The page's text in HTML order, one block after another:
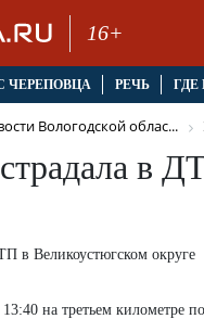
16+
ЧЕРЕПОВЦА РЕЧЬ ГДЕ
Вологодской облас...
в
на третьем километре